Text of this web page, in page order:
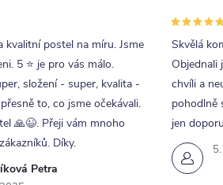
r
v
k
y
ý
Petra
kvalitní postel na míru. Jsme
5 ⭐ je pro vás málo.
složení - super, kvalita -
to, co jsme očekávali.
🙏😉. Přeji vám mnoho
Díky.
Skvělá
Objednali
chvíli a
pohodlně
jen